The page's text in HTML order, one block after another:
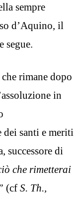
sempre
d’Aquino, il
segue.
rimane dopo
in
dei santi e meriti
successore di
che rimetterai
(cf S. Th.,